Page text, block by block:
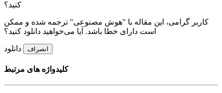
کنید؟
کاربر گرامی، این مقاله با "هوش مصنوعی" ترجمه شده و ممکن
است دارای خطا باشد. آیا می‌خواهید دانلود کنید؟
دانلود انصراف
کلیدواژه های مرتبط